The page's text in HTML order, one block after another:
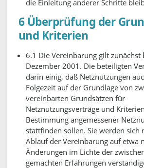
die Einleitung anderer Schritte
6 Überprüfung der
und Kriterien
6.1 Die Vereinbarung gilt zunächst
Dezember 2001. Die beteiligten
darin einig, daß Netznutzungen
Folgezeit auf der Grundlage von
vereinbarten Grundsätzen für
Netznutzungsverträge und
Bestimmung angemessener
stattfinden sollen. Sie werden sich
Ablauf der Vereinbarung auf etwa
Änderungen im Lichte der
gemachten Erfahrungen